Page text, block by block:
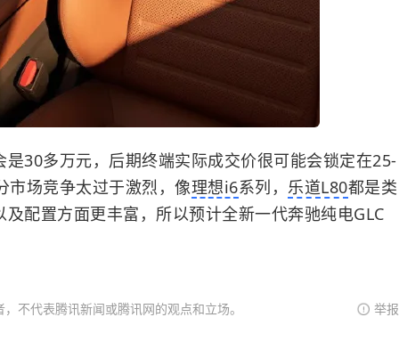
30多万元，后期终端实际成交价很可能会锁定在25-
市场竞争太过于激烈，像理想i6系列， 乐道L80都是类
配置方面更丰富，所以预计全新一代奔驰纯电GLC
不代表腾讯新闻或腾讯网的观点和立场。 举报